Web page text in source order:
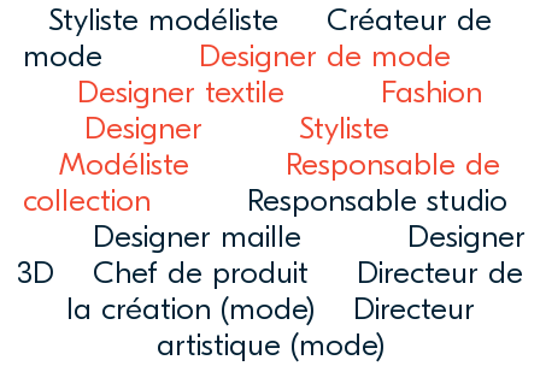
Styliste modéliste Créateur de
mode Designer de mode
Designer textile
Fashion
Designer
Styliste
Modéliste
Responsable de
collection Responsable studio
Designer maille Designer
3D Chef de produit Directeur de
la création (mode) Directeur
artistique (mode)